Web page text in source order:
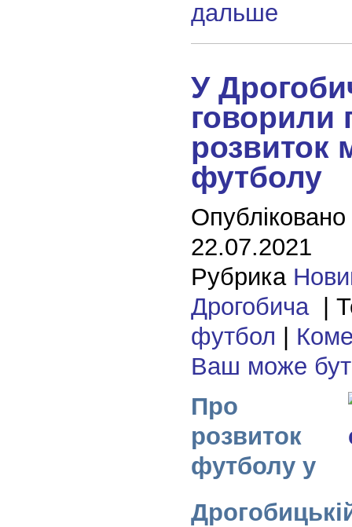
дальше
У
говорили
розвиток
футболу
22.07.2021
Рубрика
Дрогобича|
футбол
Ваш може
Про
розвиток
футболу у